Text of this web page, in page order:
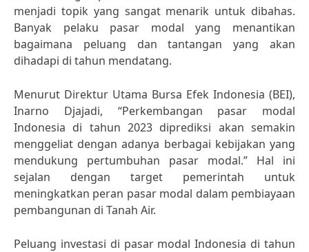
menjadi topik yang sangat menarik untuk dibahas.
Banyak pelaku pasar modal yang menantikan
bagaimana peluang dan tantangan yang akan
dihadapi di tahun mendatang.
Menurut Direktur Utama Bursa Efek Indonesia (BEI),
Inarno Djajadi, “Perkembangan pasar modal
Indonesia di tahun 2023 diprediksi akan semakin
menggeliat dengan adanya berbagai kebijakan yang
mendukung pertumbuhan pasar modal.” Hal ini
sejalan dengan target pemerintah untuk
meningkatkan peran pasar modal dalam pembiayaan
pembangunan di Tanah Air.
Peluang investasi di pasar modal Indonesia di tahun